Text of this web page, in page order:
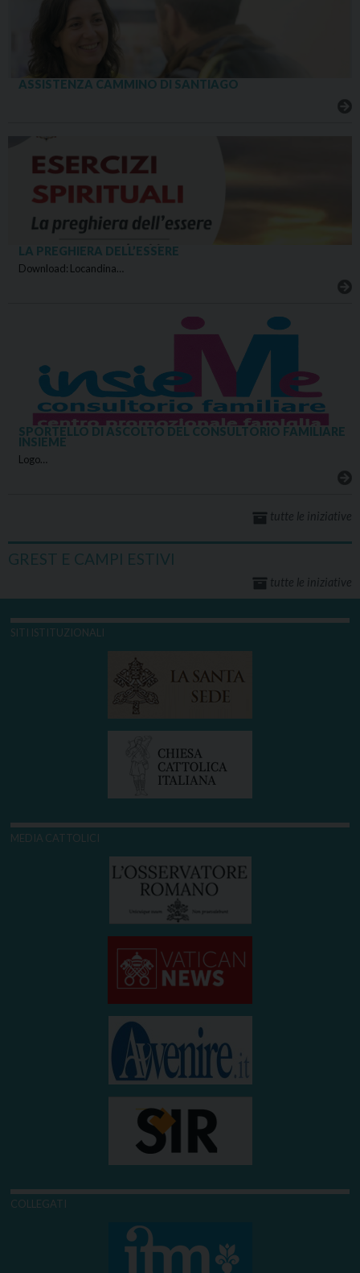
ASSISTENZA CAMMINO DI SANTIAGO
LA PREGHIERA DELL’ESSERE
Download: Locandina…
SPORTELLO DI ASCOLTO DEL CONSULTORIO FAMILIARE
INSIEME
Logo…
tutte le iniziative
GREST E CAMPI ESTIVI
tutte le iniziative
SITI ISTITUZIONALI
MEDIA CATTOLICI
COLLEGATI